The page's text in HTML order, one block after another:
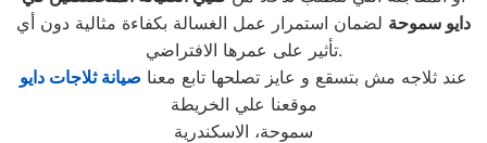
دايو سموحة لضمان استمرار عمل الغسالة بكفاءة مثالية دون أي
تأثير على عمرها الافتراضي.
عند ثلاجه مش بتسقع و عايز تصلحها تابع معنا صيانة ثلاجات دايو
موقعنا علي الخريطة
سموحة، الاسكندرية